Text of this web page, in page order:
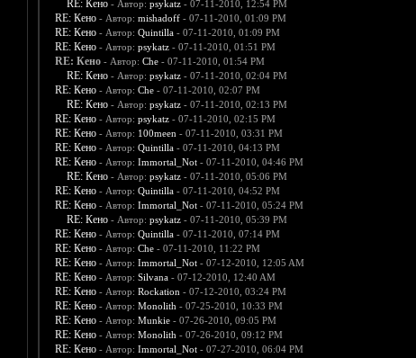
RE: Кено - Автор: psykatz- 07-11-2010, 12:54 PM
RE: Кено - Автор: mishadoff- 07-11-2010, 01:09 PM
RE: Кено - Автор: Quintilla- 07-11-2010, 01:09 PM
RE: Кено - Автор: psykatz- 07-11-2010, 01:51 PM
RE: Кено - Автор: Che- 07-11-2010, 01:54 PM
RE: Кено - Автор: psykatz- 07-11-2010, 02:04 PM
RE: Кено - Автор: Che- 07-11-2010, 02:07 PM
RE: Кено - Автор: psykatz- 07-11-2010, 02:13 PM
RE: Кено - Автор: psykatz- 07-11-2010, 02:15 PM
RE: Кено - Автор: 100meen - 07-11-2010, 03:31 PM
RE: Кено - Автор: Quintilla- 07-11-2010, 04:13 PM
RE: Кено - Автор: Immortal_Not- 07-11-2010, 04:46 PM
RE: Кено - Автор: psykatz- 07-11-2010, 05:06 PM
RE: Кено - Автор: Quintilla- 07-11-2010, 04:52 PM
RE: Кено - Автор: Immortal_Not- 07-11-2010, 05:24 PM
RE: Кено - Автор: psykatz- 07-11-2010, 05:39 PM
RE: Кено - Автор: Quintilla- 07-11-2010, 07:14 PM
RE: Кено - Автор: Che- 07-11-2010, 11:22 PM
RE: Кено - Автор: Immortal_Not- 07-12-2010, 12:05 AM
RE: Кено - Автор: Silvana- 07-12-2010, 12:40 AM
RE: Кено - Автор: Rockation - 07-12-2010, 03:24 PM
RE: Кено - Автор: Monolith - 07-25-2010, 10:33 PM
RE: Кено - Автор: Munkie- 07-26-2010, 09:05 PM
RE: Кено - Автор: Monolith - 07-26-2010, 09:12 PM
RE: Кено - Автор: Immortal_Not- 07-27-2010, 06:04 PM